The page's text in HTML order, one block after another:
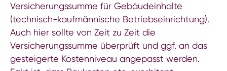
Versicherungssumme für Gebäudeinhalte
(technisch-kaufmännische Betriebseinrichtung).
Auch hier sollte von Zeit zu Zeit die
Versicherungssumme überprüft und ggf. an das
gesteigerte Kostenniveau angepasst werden.